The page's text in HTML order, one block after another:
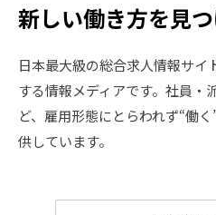
新しい働き方を見
日本最大級の総合求人情報サイ
する情報メディアです。社員・
ど、雇用形態にとらわれず“働
供しています。